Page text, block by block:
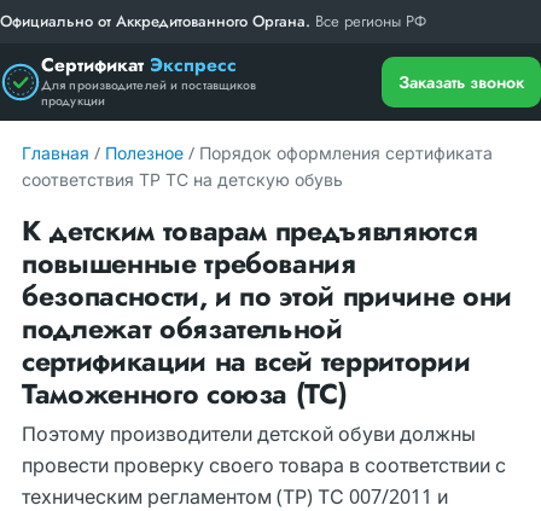
Официально от Аккредитованного Органа. Все регионы РФ
Сертификат Экспресс
Для производителей и поставщиков
продукции
Заказать звонок
Главная / Полезное / Порядок оформления сертификата
соответствия ТР ТС на детскую обувь
К детским товарам предъявляются
повышенные требования
безопасности, и по этой причине они
подлежат обязательной
сертификации на всей территории
Таможенного союза (ТС)
Поэтому производители детской обуви должны
провести проверку своего товара в соответствии с
техническим регламентом (ТР) ТС 007/2011 и